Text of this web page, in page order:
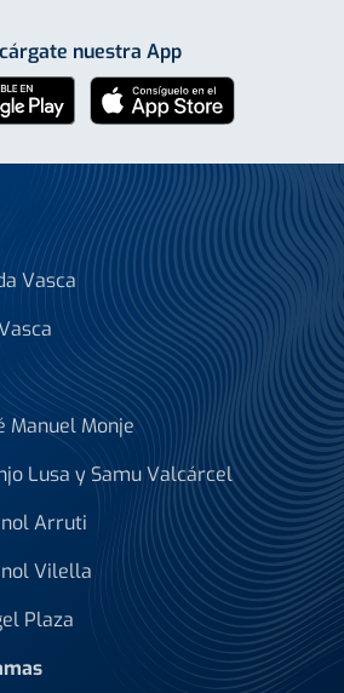
nuestra App
Vasca
Manuel Monje
Lusa y Samu Valcárcel
Arruti
Vilella
Plaza